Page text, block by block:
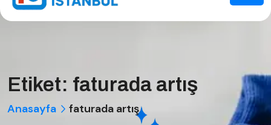
Etiket: faturada artış
Anasayfa faturada artış